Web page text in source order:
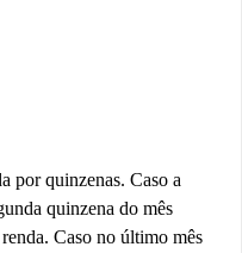
por quinzenas. Caso a
quinzena do mês
Caso no último mês